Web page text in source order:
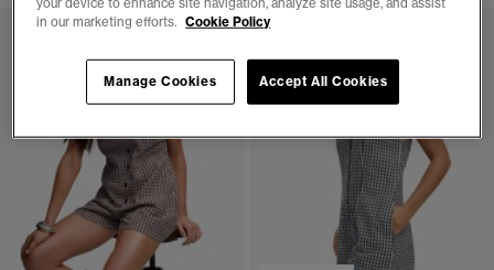
in our marketing efforts. Cookie Policy
Accept All Cookies
Manage Cookies